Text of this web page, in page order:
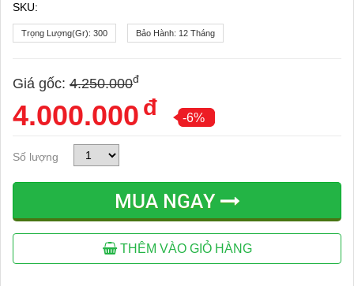
SKU:
Trọng Lượng(gr): 300 Bảo Hành: 12 Tháng
Giá gốc: 4.250.000đ
4.000.000 đ -6%
Số lượng
MUA NGAY
THÊM VÀO GIỎ HÀNG